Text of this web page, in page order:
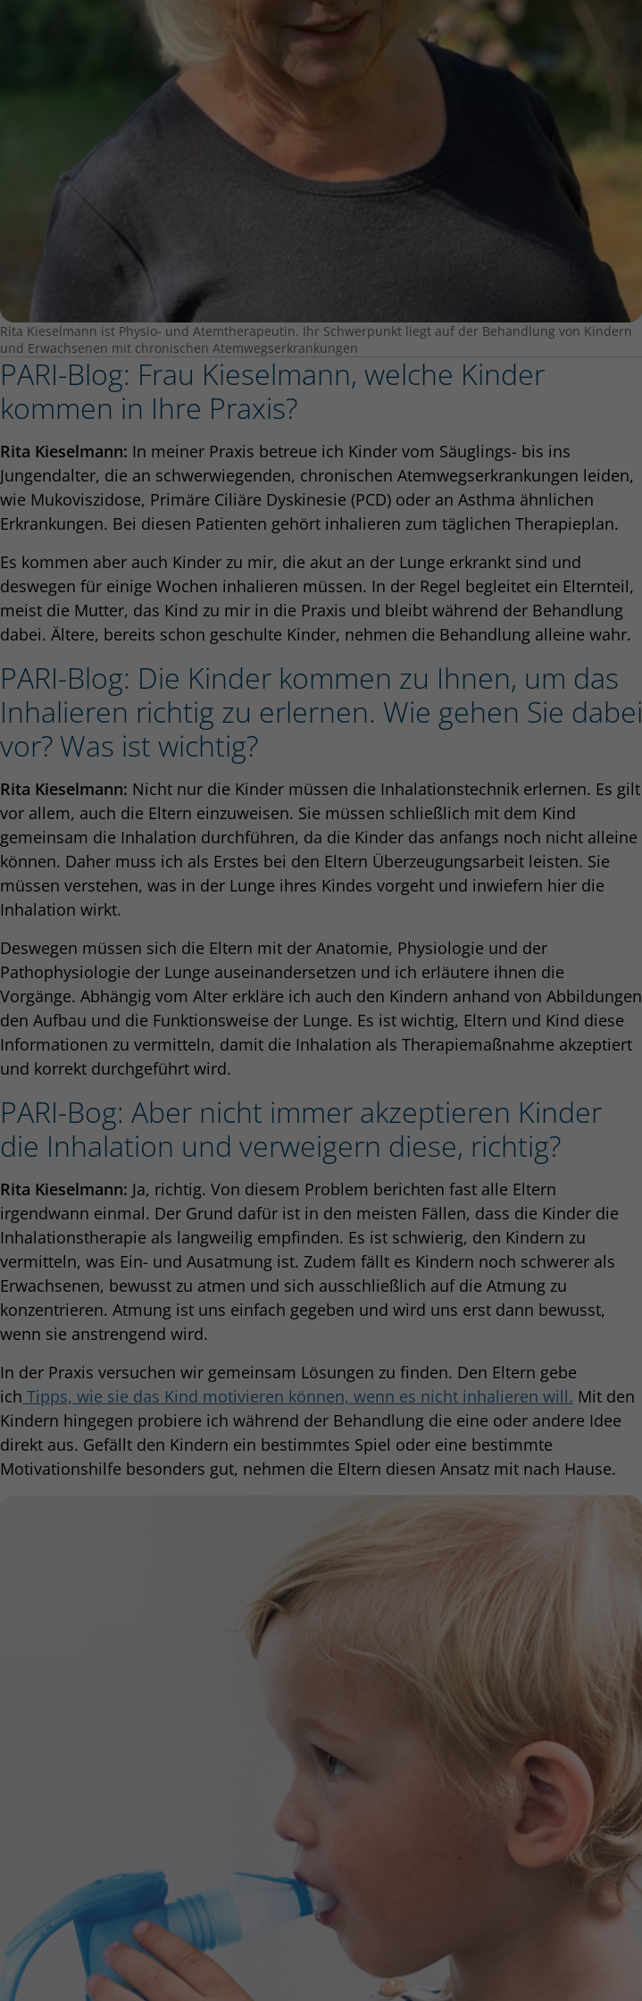
Rita Kieselmann ist Physio- und Atemtherapeutin. Ihr Schwerpunkt liegt auf der Behandlung von Kindern
und Erwachsenen mit chronischen Atemwegserkrankungen
PARI-Blog: Frau Kieselmann, welche Kinder
kommen in Ihre Praxis?
Rita Kieselmann: In meiner Praxis betreue ich Kinder vom Säuglings- bis ins
Jungendalter, die an schwerwiegenden, chronischen Atemwegserkrankungen leiden,
wie Mukoviszidose, Primäre Ciliäre Dyskinesie (PCD) oder an Asthma ähnlichen
Erkrankungen. Bei diesen Patienten gehört inhalieren zum täglichen Therapieplan.
Es kommen aber auch Kinder zu mir, die akut an der Lunge erkrankt sind und
deswegen für einige Wochen inhalieren müssen. In der Regel begleitet ein Elternteil,
meist die Mutter, das Kind zu mir in die Praxis und bleibt während der Behandlung
dabei. Ältere, bereits schon geschulte Kinder, nehmen die Behandlung alleine wahr.
PARI-Blog: Die Kinder kommen zu Ihnen, um das
Inhalieren richtig zu erlernen. Wie gehen Sie dabei
vor? Was ist wichtig?
Rita Kieselmann: Nicht nur die Kinder müssen die Inhalationstechnik erlernen. Es gilt
vor allem, auch die Eltern einzuweisen. Sie müssen schließlich mit dem Kind
gemeinsam die Inhalation durchführen, da die Kinder das anfangs noch nicht alleine
können. Daher muss ich als Erstes bei den Eltern Überzeugungsarbeit leisten. Sie
müssen verstehen, was in der Lunge ihres Kindes vorgeht und inwiefern hier die
Inhalation wirkt.
Deswegen müssen sich die Eltern mit der Anatomie, Physiologie und der
Pathophysiologie der Lunge auseinandersetzen und ich erläutere ihnen die
Vorgänge. Abhängig vom Alter erkläre ich auch den Kindern anhand von Abbildungen
den Aufbau und die Funktionsweise der Lunge. Es ist wichtig, Eltern und Kind diese
Informationen zu vermitteln, damit die Inhalation als Therapiemaßnahme akzeptiert
und korrekt durchgeführt wird.
PARI-Bog: Aber nicht immer akzeptieren Kinder
die Inhalation und verweigern diese, richtig?
Rita Kieselmann: Ja, richtig. Von diesem Problem berichten fast alle Eltern
irgendwann einmal. Der Grund dafür ist in den meisten Fällen, dass die Kinder die
Inhalationstherapie als langweilig empfinden. Es ist schwierig, den Kindern zu
vermitteln, was Ein- und Ausatmung ist. Zudem fällt es Kindern noch schwerer als
Erwachsenen, bewusst zu atmen und sich ausschließlich auf die Atmung zu
konzentrieren. Atmung ist uns einfach gegeben und wird uns erst dann bewusst,
wenn sie anstrengend wird.
In der Praxis versuchen wir gemeinsam Lösungen zu finden. Den Eltern gebe
ich Tipps, wie sie das Kind motivieren können, wenn es nicht inhalieren will. Mit den
Kindern hingegen probiere ich während der Behandlung die eine oder andere Idee
direkt aus. Gefällt den Kindern ein bestimmtes Spiel oder eine bestimmte
Motivationshilfe besonders gut, nehmen die Eltern diesen Ansatz mit nach Hause.